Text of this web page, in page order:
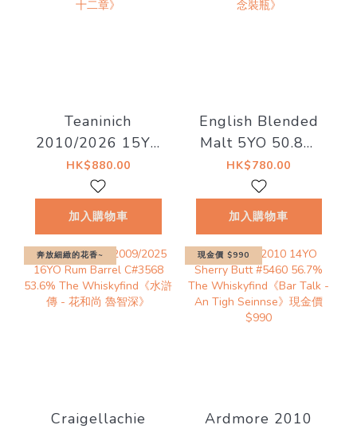
Teaninich
2010/2026 15YO
#721400 58.4%
The
Whiskyfind《不朽
HK$880.00
加入購物車
English Blended
Malt 5YO 50.8%
The
Whiskyfind《2026
秩父祭紀念裝瓶》
HK$780.00
加入購物車
奔放細緻的花香~
Craigellachie
現金價 $990
Ardmore 2010